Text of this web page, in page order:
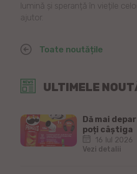
ULTIMELE
Dă mai
poți câștiga
16 Iul 2026
Vezi detalii
lumină și speranță în viețile
ajutor.
Toate noutățile